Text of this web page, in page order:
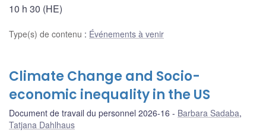
10 h 30 (HE)
Type(s) de contenu : Événements à venir
Climate Change and Socio-
economic inequality in the US
Document de travail du personnel 2026-16 Barbara Sadaba,
Tatjana Dahlhaus